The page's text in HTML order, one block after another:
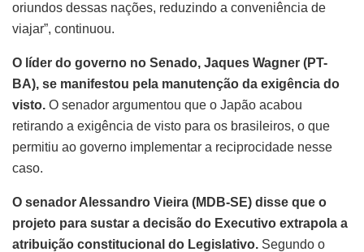
oriundos dessas nações, reduzindo a conveniência de
viajar”, continuou.
O líder do governo no Senado, Jaques Wagner (PT-
BA), se manifestou pela manutenção da exigência do
visto. O senador argumentou que o Japão acabou
retirando a exigência de visto para os brasileiros, o que
permitiu ao governo implementar a reciprocidade nesse
caso.
O senador Alessandro Vieira (MDB-SE) disse que o
projeto para sustar a decisão do Executivo extrapola a
atribuição constitucional do Legislativo. Segundo o